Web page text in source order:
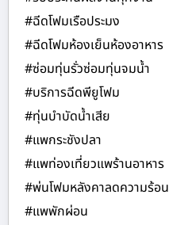
#ฉีดโฟมเรือประมง
#ฉีดโฟมห้องเย็นห้องอาหาร
#ซ่อมทุ่นรั่วซ่อมทุ่นจมน้ำ
#บริการฉีดพียูโฟม
#ทุ่นบำบัดน้ำเสีย
#แพกระชังปลา
#แพท่องเที่ยวแพร้านอาหาร
#พ่นโฟมหลังคาลดความร้อน
#แพพักผ่อน